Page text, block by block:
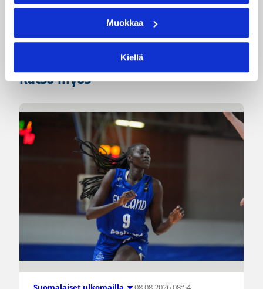
Muokkaa
Kiellä
Suomalaiset ulkomailla
Susijengi
Katso myös